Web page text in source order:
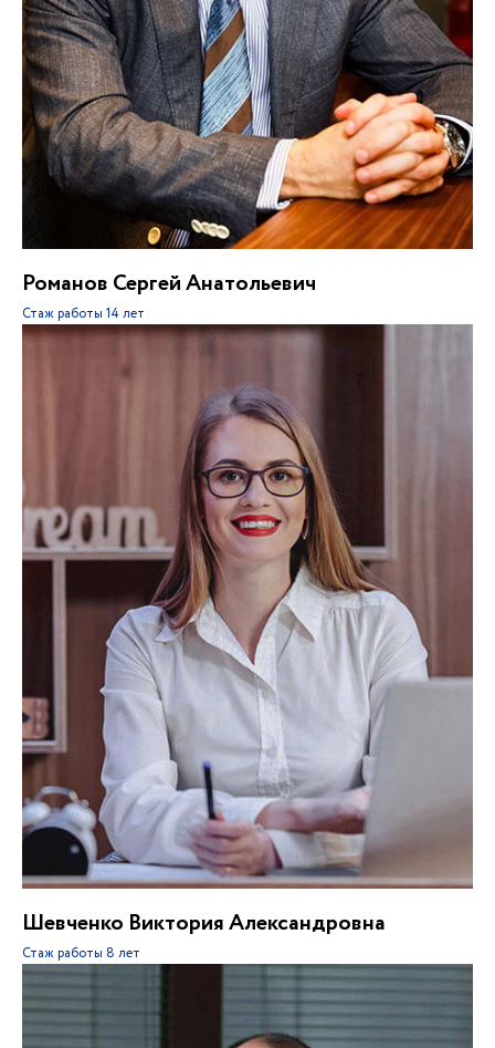
Романов Сергей Анатольевич
Стаж работы 14 лет
Шевченко Виктория Александровна
Стаж работы 8 лет